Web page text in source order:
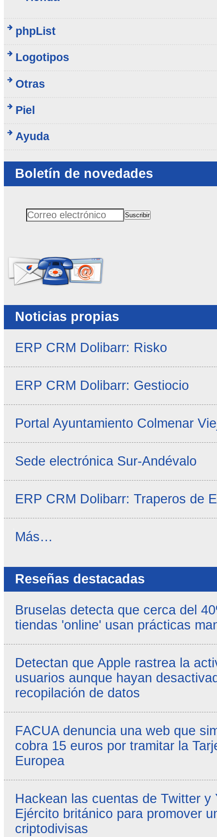
phpList
Logotipos
Otras
Piel
Ayuda
Boletín de novedades
Correo electrónicoSuscribir
Noticias propias
ERP CRM Dolibarr: Risko
ERP CRM Dolibarr: Gestiocio
Portal Ayuntamiento Colmenar
Sede electrónica Sur-Andévalo
ERP CRM Dolibarr: Traperos de
Noticias
Más…
Reseñas destacadas
Bruselas detecta que cerca del
tiendas 'online' usan prácticas
Detectan que Apple rastrea la
usuarios aunque hayan
recopilación de datos
FACUA denuncia una web que
cobra 15 euros por tramitar la
Europea
Hackean las cuentas de Twitter y
Ejército británico para promover
criptodivisas